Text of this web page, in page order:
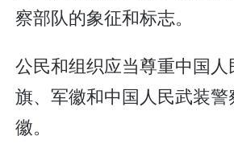
察部队的象征和标志。
公民和组织应当尊重中国
旗、军徽和中国人民武装警
徽。